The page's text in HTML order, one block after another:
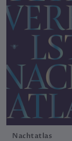
Nachtatlas